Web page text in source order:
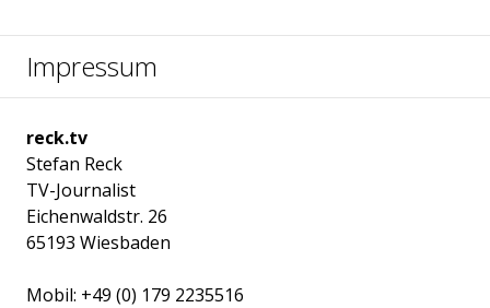
Impressum
reck.tv
Stefan Reck
TV-Journalist
Eichenwaldstr. 26
65193 Wiesbaden
Mobil: +49 (0) 179 2235516